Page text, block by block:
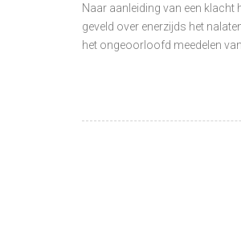
Naar aanleiding van een klacht
geveld over enerzijds het
het ongeoorloofd meedelen